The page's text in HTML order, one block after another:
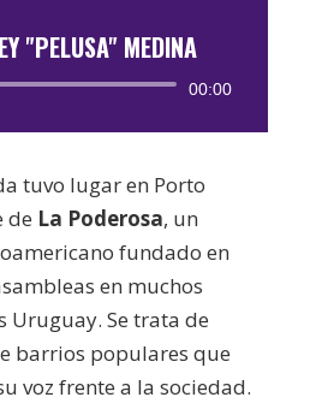
"PELUSA" MEDINA
Reproductor
00:00
tuvo lugar en Porto
de La Poderosa, un
fundado en
en muchos
Uruguay. Se trata de
barrios populares que
voz frente a la sociedad.